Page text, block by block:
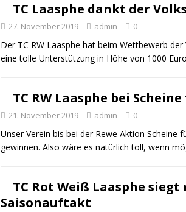
TC Laasphe dankt der
27. November 2019 admin 0
Der TC RW Laasphe hat beim Wettbewerb
eine tolle Unterstützung in Höhe von 1000
TC RW Laasphe bei
21. November 2019 admin 0
Unser Verein bis bei der Rewe Aktion Scheine
gewinnen. Also wäre es natürlich toll, wenn
TC Rot Weiß Laasphe
Saisonauftakt